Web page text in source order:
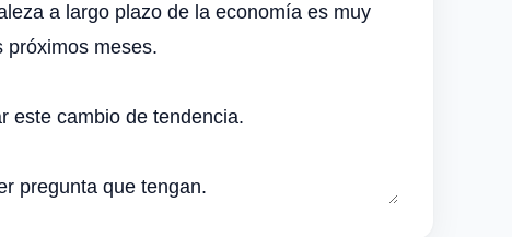
a largo plazo de la economía es muy
próximos meses.
este cambio de tendencia.
pregunta que tengan.